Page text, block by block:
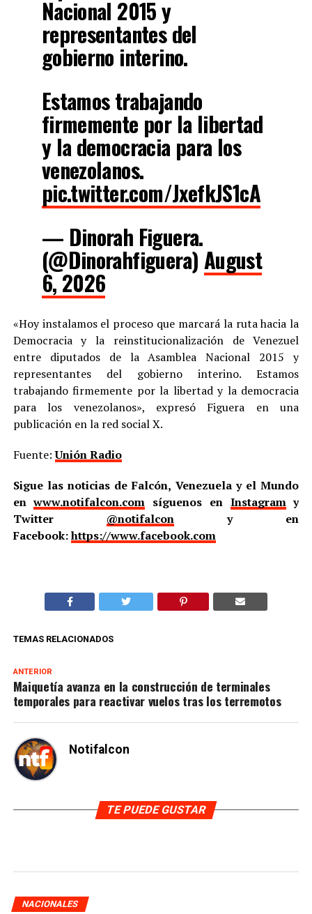
Nacional 2015 y
representantes del
gobierno interino.
Estamos trabajando
firmemente por la libertad
y la democracia para los
venezolanos.
pic.twitter.com/JxefkJS1cA
— Dinorah Figuera.
(@Dinorahfiguera) August
6, 2026
«Hoy instalamos el proceso que marcará la ruta hacia la
Democracia y la reinstitucionalización de Venezuel
entre diputados de la Asamblea Nacional 2015 y
representantes del gobierno interino. Estamos
trabajando firmemente por la libertad y la democracia
para los venezolanos», expresó Figuera en una
publicación en la red social X.
Fuente:Unión Radio
Sigue las noticias de Falcón, Venezuela y el Mundo
enwww.notifalcon.com síguenos en Instagramy
Twitter @notifalcony en
Facebook:https://www.facebook.com
TEMAS RELACIONADOS
ANTERIOR
Maiquetía avanza en la construcción de terminales
temporales para reactivar vuelos tras los terremotos
Notifalcon
TE PUEDE GUSTAR
NACIONALES